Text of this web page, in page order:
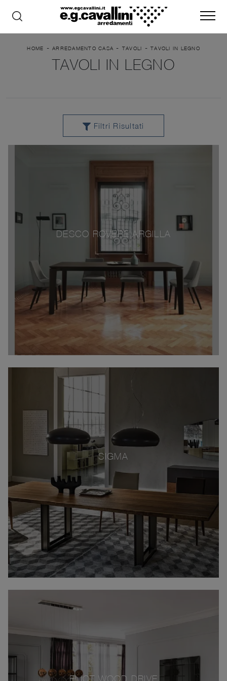
HOME - ARREDAMENTO CASA - TAVOLI - TAVOLI IN LEGNO
TAVOLI IN LEGNO
Filtri Risultati
DESCO ROVERE ARGILLA
SIGMA